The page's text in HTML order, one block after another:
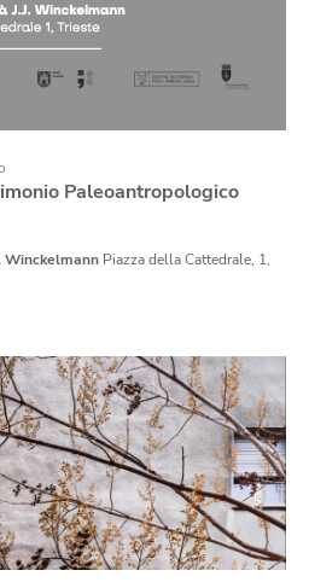
Paleoantropologico
Winckelmann Piazza della Cattedrale, 1,